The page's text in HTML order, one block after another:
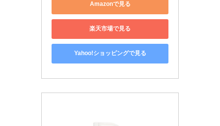
Amazonで見る
楽天市場で見る
Yahoo!ショッピングで見る